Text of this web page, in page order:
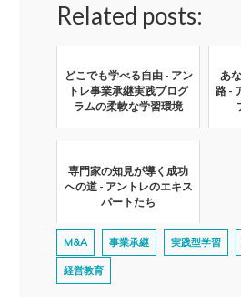
Related posts:
どこでも学べる自由 - アン
トレ事業承継実践プログ
ラムの柔軟な学習環境
あ
路 -
専門家の知見が導く成功
への道 - アントレのエキス
パートたち
M&A 事業承継 実践型学習
経営教育